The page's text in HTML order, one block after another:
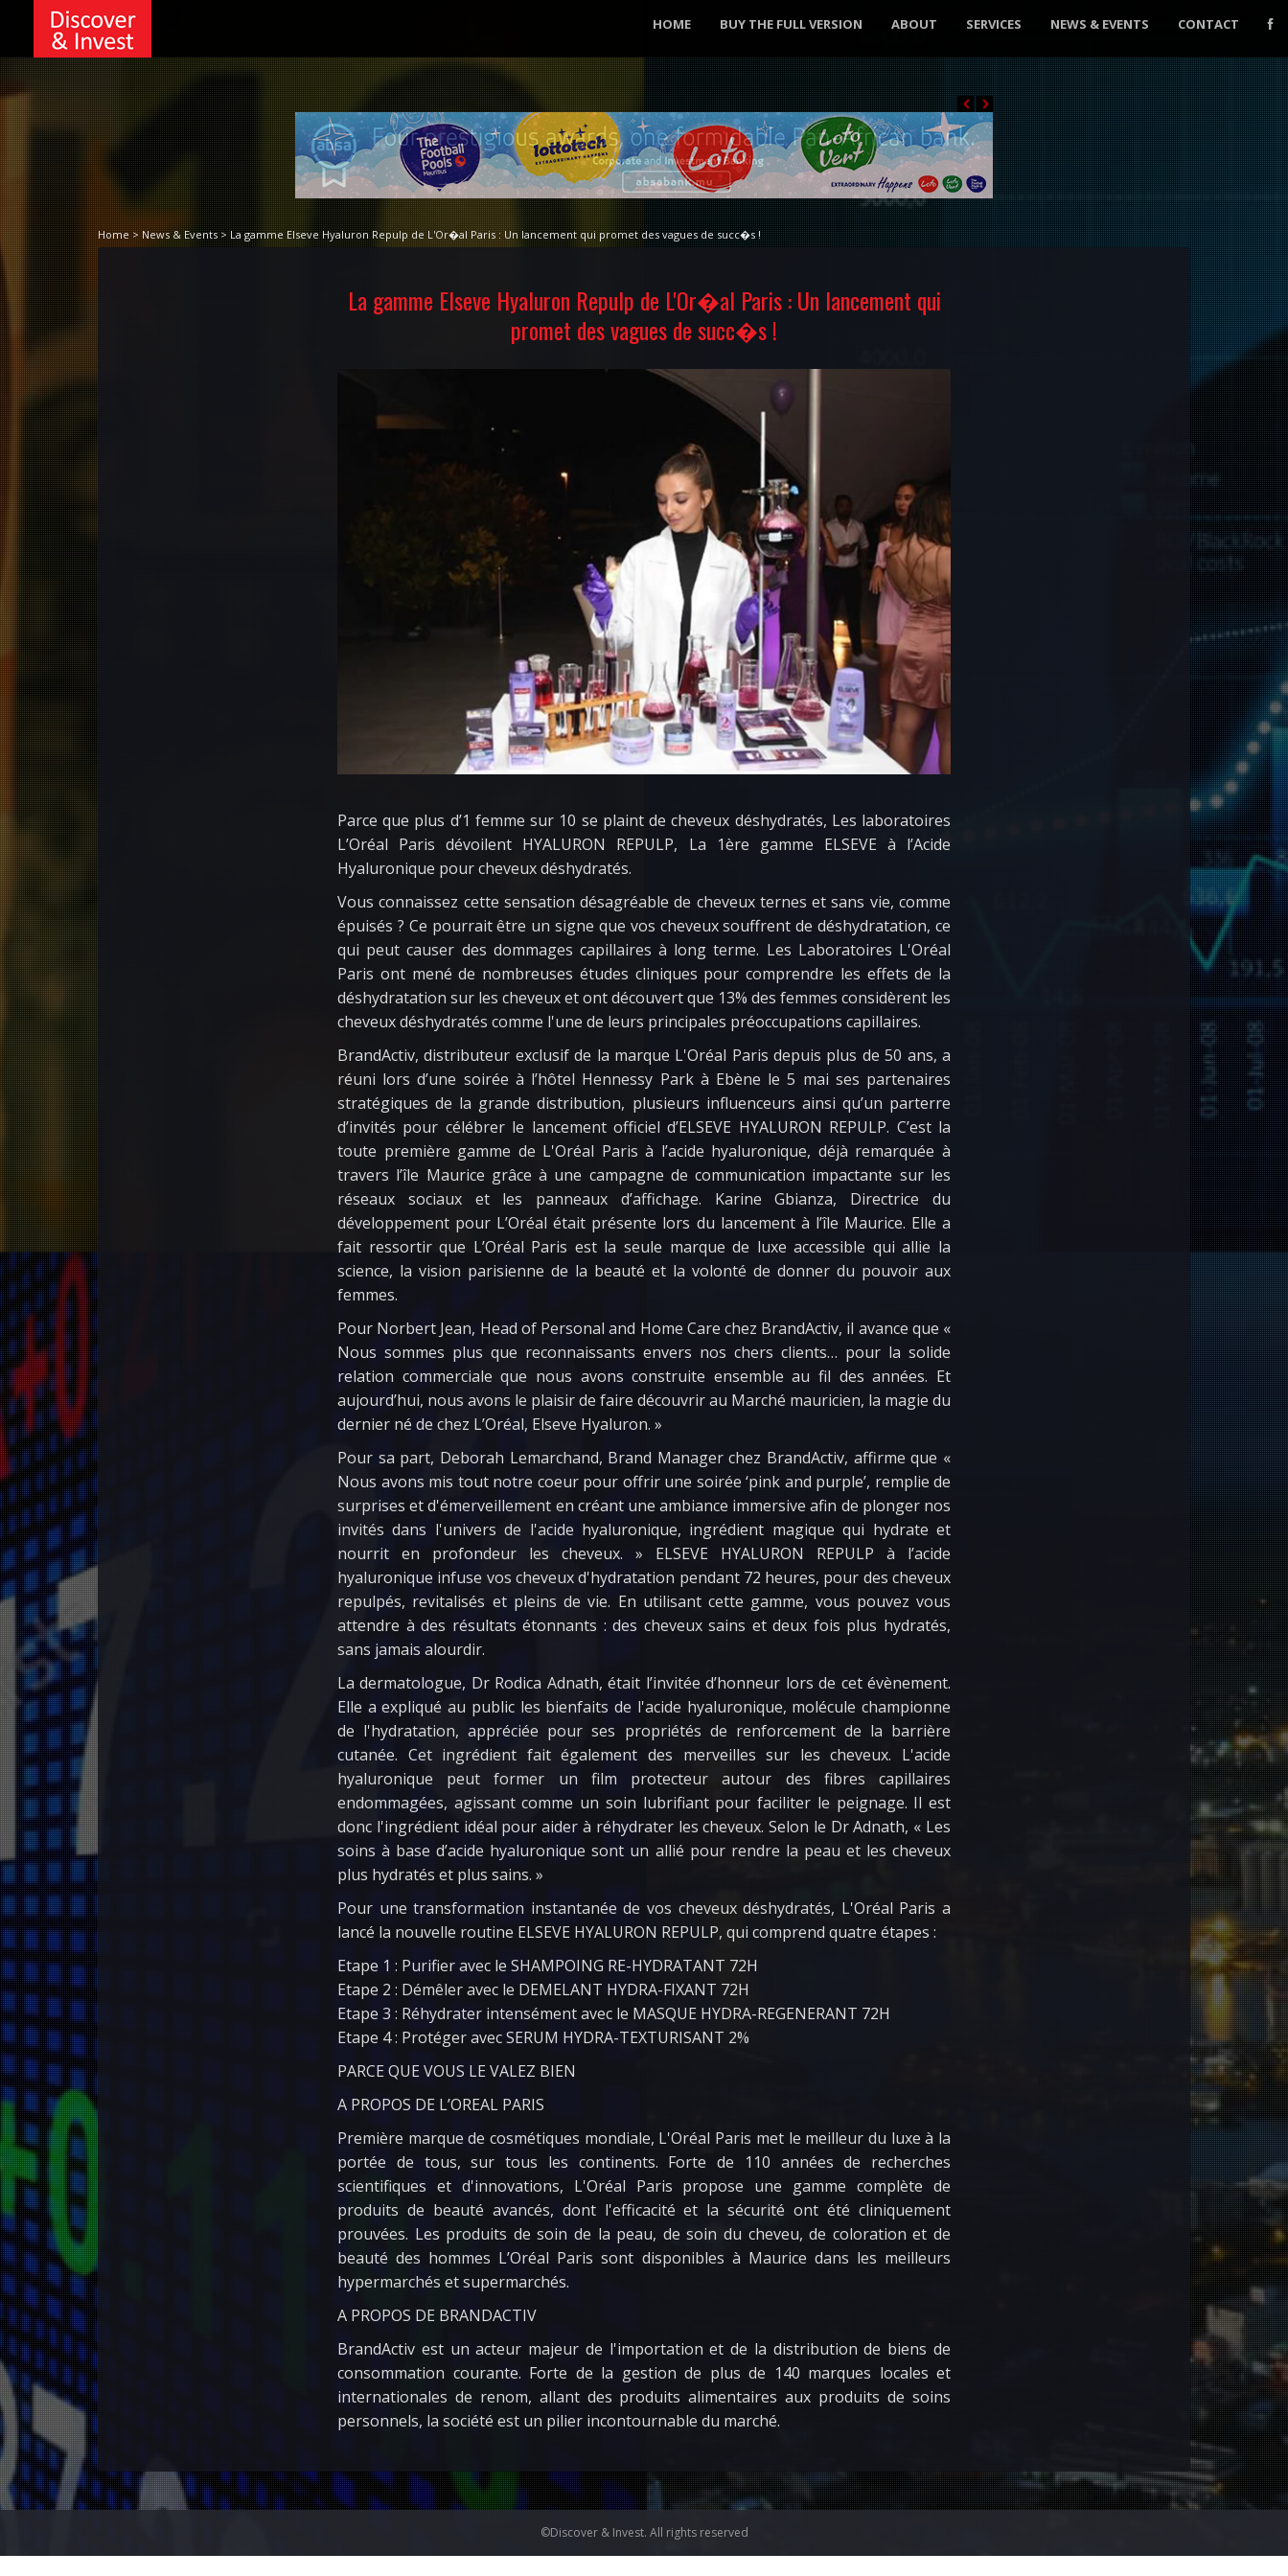
HOME BUY THE FULL VERSION ABOUT SERVICES NEWS & EVENTS CONTACT
Home > News & Events > La gamme Elseve Hyaluron Repulp de L'Or�al Paris : Un lancement qui promet des vagues de succ�s !
La gamme Elseve Hyaluron Repulp de L'Or�al Paris : Un lancement qui
promet des vagues de succ�s !
Parce que plus d’1 femme sur 10 se plaint de cheveux déshydratés, Les laboratoires
L’Oréal Paris dévoilent HYALURON REPULP, La 1ère gamme ELSEVE à l’Acide
Hyaluronique pour cheveux déshydratés.
Vous connaissez cette sensation désagréable de cheveux ternes et sans vie, comme
épuisés ? Ce pourrait être un signe que vos cheveux souffrent de déshydratation, ce
qui peut causer des dommages capillaires à long terme. Les Laboratoires L'Oréal
Paris ont mené de nombreuses études cliniques pour comprendre les effets de la
déshydratation sur les cheveux et ont découvert que 13% des femmes considèrent les
cheveux déshydratés comme l'une de leurs principales préoccupations capillaires.
BrandActiv, distributeur exclusif de la marque L'Oréal Paris depuis plus de 50 ans, a
réuni lors d’une soirée à l’hôtel Hennessy Park à Ebène le 5 mai ses partenaires
stratégiques de la grande distribution, plusieurs influenceurs ainsi qu’un parterre
d’invités pour célébrer le lancement officiel d’ELSEVE HYALURON REPULP. C’est la
toute première gamme de L'Oréal Paris à l’acide hyaluronique, déjà remarquée à
travers l’île Maurice grâce à une campagne de communication impactante sur les
réseaux sociaux et les panneaux d’affichage. Karine Gbianza, Directrice du
développement pour L’Oréal était présente lors du lancement à l’île Maurice. Elle a
fait ressortir que L’Oréal Paris est la seule marque de luxe accessible qui allie la
science, la vision parisienne de la beauté et la volonté de donner du pouvoir aux
femmes.
Pour Norbert Jean, Head of Personal and Home Care chez BrandActiv, il avance que «
Nous sommes plus que reconnaissants envers nos chers clients… pour la solide
relation commerciale que nous avons construite ensemble au fil des années. Et
aujourd’hui, nous avons le plaisir de faire découvrir au Marché mauricien, la magie du
dernier né de chez L’Oréal, Elseve Hyaluron. »
Pour sa part, Deborah Lemarchand, Brand Manager chez BrandActiv, affirme que «
Nous avons mis tout notre coeur pour offrir une soirée ‘pink and purple’, remplie de
surprises et d'émerveillement en créant une ambiance immersive afin de plonger nos
invités dans l'univers de l'acide hyaluronique, ingrédient magique qui hydrate et
nourrit en profondeur les cheveux. » ELSEVE HYALURON REPULP à l’acide
hyaluronique infuse vos cheveux d'hydratation pendant 72 heures, pour des cheveux
repulpés, revitalisés et pleins de vie. En utilisant cette gamme, vous pouvez vous
attendre à des résultats étonnants : des cheveux sains et deux fois plus hydratés,
sans jamais alourdir.
La dermatologue, Dr Rodica Adnath, était l’invitée d’honneur lors de cet évènement.
Elle a expliqué au public les bienfaits de l'acide hyaluronique, molécule championne
de l'hydratation, appréciée pour ses propriétés de renforcement de la barrière
cutanée. Cet ingrédient fait également des merveilles sur les cheveux. L'acide
hyaluronique peut former un film protecteur autour des fibres capillaires
endommagées, agissant comme un soin lubrifiant pour faciliter le peignage. Il est
donc l'ingrédient idéal pour aider à réhydrater les cheveux. Selon le Dr Adnath, « Les
soins à base d’acide hyaluronique sont un allié pour rendre la peau et les cheveux
plus hydratés et plus sains. »
Pour une transformation instantanée de vos cheveux déshydratés, L'Oréal Paris a
lancé la nouvelle routine ELSEVE HYALURON REPULP, qui comprend quatre étapes :
Etape 1 : Purifier avec le SHAMPOING RE-HYDRATANT 72H
Etape 2 : Démêler avec le DEMELANT HYDRA-FIXANT 72H
Etape 3 : Réhydrater intensément avec le MASQUE HYDRA-REGENERANT 72H
Etape 4 : Protéger avec SERUM HYDRA-TEXTURISANT 2%
PARCE QUE VOUS LE VALEZ BIEN
A PROPOS DE L’OREAL PARIS
Première marque de cosmétiques mondiale, L'Oréal Paris met le meilleur du luxe à la
portée de tous, sur tous les continents. Forte de 110 années de recherches
scientifiques et d'innovations, L'Oréal Paris propose une gamme complète de
produits de beauté avancés, dont l'efficacité et la sécurité ont été cliniquement
prouvées. Les produits de soin de la peau, de soin du cheveu, de coloration et de
beauté des hommes L’Oréal Paris sont disponibles à Maurice dans les meilleurs
hypermarchés et supermarchés.
A PROPOS DE BRANDACTIV
BrandActiv est un acteur majeur de l'importation et de la distribution de biens de
consommation courante. Forte de la gestion de plus de 140 marques locales et
internationales de renom, allant des produits alimentaires aux produits de soins
personnels, la société est un pilier incontournable du marché.
©Discover & Invest. All rights reserved